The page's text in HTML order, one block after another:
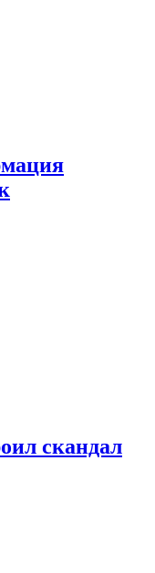
скандал